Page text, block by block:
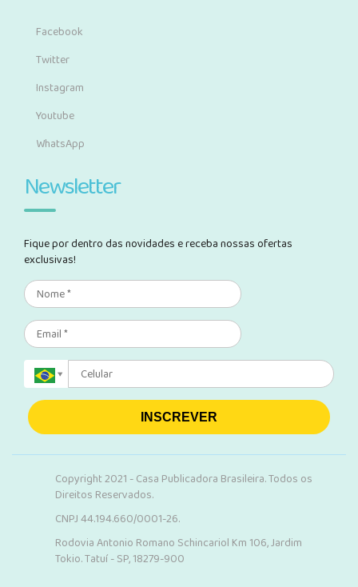
Facebook
Twitter
Instagram
Youtube
WhatsApp
Newsletter
Fique por dentro das novidades e receba nossas ofertas
exclusivas!
INSCREVER
Copyright 2021 - Casa Publicadora Brasileira. Todos os
Direitos Reservados.
CNPJ 44.194.660/0001-26.
Rodovia Antonio Romano Schincariol Km 106, Jardim
Tokio. Tatuí - SP, 18279-900